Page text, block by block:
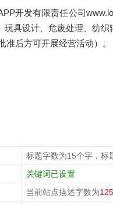
开发有限责任公司
玩具设计、危废处理、纺
准后方可开展经营活动）。
标题字数为15个字，标
关键词已设置
当前站点描述字数为125